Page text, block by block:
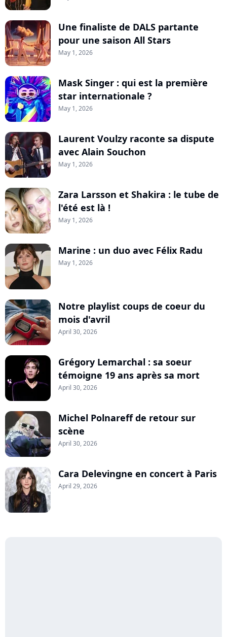
Une finaliste de DALS partante
pour une saison All Stars
May 1, 2026
Mask Singer : qui est la première
star internationale ?
May 1, 2026
Laurent Voulzy raconte sa dispute
avec Alain Souchon
May 1, 2026
Zara Larsson et Shakira : le tube de
l'été est là !
May 1, 2026
Marine : un duo avec Félix Radu
May 1, 2026
Notre playlist coups de coeur du
mois d'avril
April 30, 2026
Grégory Lemarchal : sa soeur
témoigne 19 ans après sa mort
April 30, 2026
Michel Polnareff de retour sur
scène
April 30, 2026
Cara Delevingne en concert à Paris
April 29, 2026